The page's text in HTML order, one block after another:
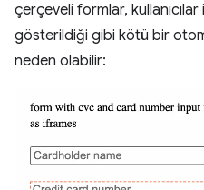
çerçeveli formlar,
gösterildiği gibi kötü bir
neden olabilir: